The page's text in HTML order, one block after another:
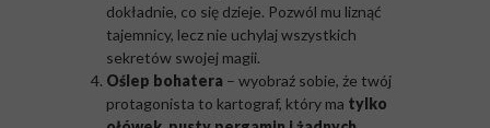
dokładnie, co się dzieje. Pozwól mu liznąć
tajemnicy, lecz nie uchylaj wszystkich
sekretów swojej magii.
Oślep bohatera – wyobraź sobie, że twój
protagonista to kartograf, który ma tylko